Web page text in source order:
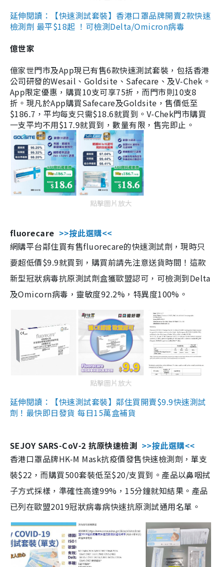
延伸閱讀：【快速測試套裝】香港口罩品牌開賣2款快速
檢測劑 最平$18起 ！可檢測Delta/Omicron病毒
億世家
億家世門市及App現已有售6款快速測試套裝，包括香港
公司研發的Wesail、Goldsite、Safecare、及V-Chek。
App限定優惠，購買10支可享75折，而門市則10支8
折。現凡於App購買Safecare及Goldsite，售價低至
$186.7，平均每支只需$18.6就買到。V-Chek門市購買
一支平均不用$17.9就買到，數量有限，售完即止。
點擊圖片放大
fluorecare >>按此選購<<
網購平台鄰住買有售fluorecare的快速測試劑，現時只
要超低價$9.9就買到，購買前請先注意送貨時間！這款
新型冠狀病毒抗原測試劑盒獲歐盟認可，可檢測到Delta
及Omicorn病毒，靈敏度92.2%，特異度100%。
點擊圖片放大
延伸閱讀：【快速測試套裝】鄰住買開賣$9.9快速測試
劑！最快即日發貨 每日15萬盒補貨
SEJOY SARS-CoV-2 抗原快速檢測 >>按此選購<<
香港口罩品牌HK-M Mask抗疫價發售快速檢測劑，單支
裝$22，而購買500套裝低至$20/支買到。產品以鼻咽拭
子方式採樣，準確性高達99%，15分鐘就知結果。產品
已列在歐盟2019冠狀病毒病快速抗原測試通用名單。